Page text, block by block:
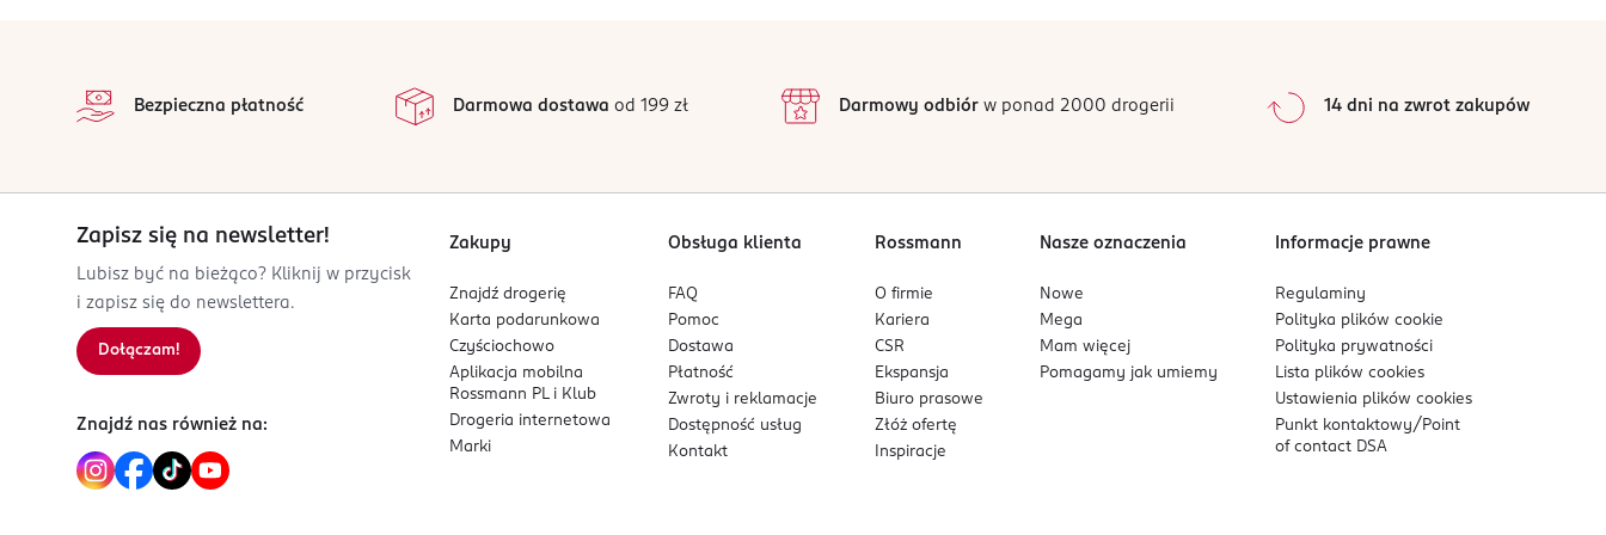
80-298 Gdańsk-Matarnia
2
1
0%
Sortowanie wgdata: od najnowszej
Bezpieczna płatność Darmowa dostawa od 199 zł Darmowy odbiórw ponad 2000 drogerii 14 dni na zwrot zakupów
Zapisz się na newsletter!
Lubisz być na bieżąco? Kliknij w przycisk
i zapisz się do newslettera.
Dołączam!
Znajdź nas również na:
Zakupy
Znajdź drogerię
Karta podarunkowa
Czyściochowo
Aplikacja mobilna
Rossmann PL i Klub
Drogeria internetowa
Marki
Obsługa klienta
FAQ
Pomoc
Dostawa
Płatność
Zwroty i reklamacje
Dostępność usług
Kontakt
Rossmann
O firmie
Kariera
CSR
Ekspansja
Biuro prasowe
Złóż ofertę
Inspiracje
Nasze oznaczenia
Nowe
Mega
Mam więcej
Pomagamy jak umiemy
Informacje prawne
Regulaminy
Polityka plikówcookie
Polityka prywatności
Lista plikówcookies
Ustawienia plikówcookies
Punkt kontaktowy/ Point
of contact DSA